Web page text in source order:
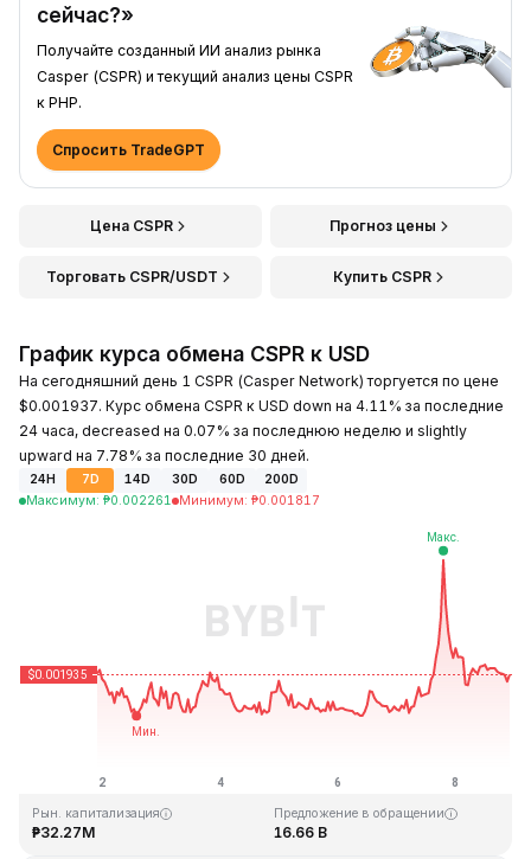
сейчас?»
Получайте созданный ИИ анализ рынка
Casper (CSPR) и текущий анализ цены CSPR
к PHP.
Спросить TradeGPT
Цена CSPR Прогноз цены
Торговать CSPR/USDT Купить CSPR
График курса обмена CSPR к USD
На сегодняшний день 1 CSPR (Casper Network) торгуется по цене
$0.001937. Курс обмена CSPR к USD down на 4.11% за последние
24 часа, decreased на 0.07% за последнюю неделю и slightly
upward на 7.78% за последние 30 дней.
24H 7D 14D 30D 60D
200D
Максимум: ₱0.002261 Минимум: ₱0.001817
Последнее обновление: 22:09 GMT+0 2026-08-08
₱0.001460
Рын. капитализация
₱32.27M
Предложение в обращении
16.66 B